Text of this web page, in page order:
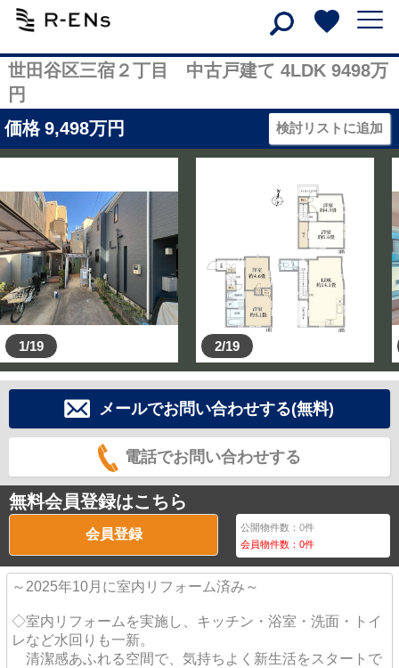
世田谷区三宿２丁目 中古戸建て 4LDK 9498万
円
価格 9,498万円 検討リストに追加
1/19 2/19
メールでお問い合わせする(無料)
電話でお問い合わせする
無料会員登録はこちら
会員登録 公開物件数：0件
会員物件数：0件
～2025年10月に室内リフォーム済み～
◇室内リフォームを実施し、キッチン・浴室・洗面・トイ
レなど水回りも一新。
清潔感あふれる空間で、気持ちよく新生活をスタートで